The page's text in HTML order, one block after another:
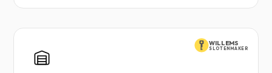
WILLEMS
SLOTENMAKER